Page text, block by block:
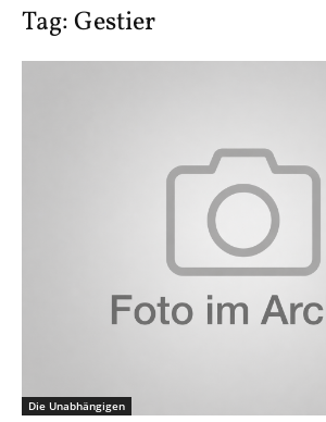
Tag: Gestier
Die Unabhängigen